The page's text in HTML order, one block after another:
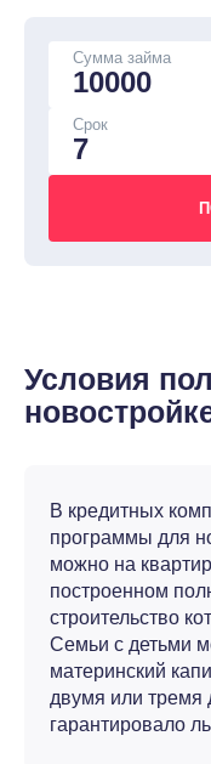
Сумма займа
Срок
Условия
В кредитных
программы для
можно на
построенном
строительство
Семьи с детьми
материнский
двумя или тремя
гарантировало